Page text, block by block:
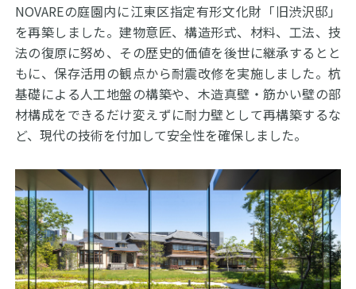
NOVAREの庭園内に江東区指定有形文化財「旧渋沢邸」
を再築しました。建物意匠、構造形式、材料、工法、技
法の復原に努め、その歴史的価値を後世に継承するとと
もに、保存活用の観点から耐震改修を実施しました。杭
基礎による人工地盤の構築や、木造真壁・筋かい壁の部
材構成をできるだけ変えずに耐力壁として再構築するな
ど、現代の技術を付加して安全性を確保しました。